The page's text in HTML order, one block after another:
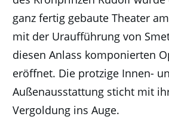
ganz fertig gebaute Theater
mit der Uraufführung von
diesen Anlass komponierten
eröffnet. Die protzige Innen-
Außenausstattung sticht mit
Vergoldung ins Auge.